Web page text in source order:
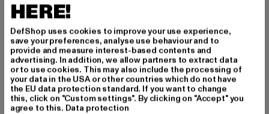
Amenity Center 2-9F-1D Al Hamra, PO Box 2-9F-1D |
86489 RAK | AE
GRÖSSE & PASSFORM
PFLEGEHINWEISE
HERE!
DefShop uses cookies to improve your use experience,
save your preferences, analyse use behaviour and to
provide and measure interest-based contents and
advertising. In addition, we allow partners to extract data
or to use cookies. This may also include the processing of
your data in the USA or other countries which do not have
the EU data protection standard. If you want to change
this, click on "Custom settings". By clicking on "Accept" you
agree to this. Data protection